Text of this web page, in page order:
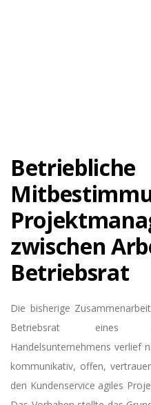
Betriebliche
zwischen
Betriebsrat
Die bisherige
Betriebsrat eines
Handelsunternehmens verlief
kommunikativ, offen,
den Kundenservice agiles